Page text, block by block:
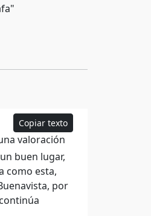
Copiar texto
valoración
buen lugar,
como esta,
por